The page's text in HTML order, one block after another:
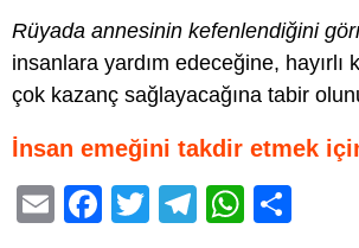
Rüyada annesinin kefenlendiğini
insanlara yardım edeceğine, hayırlı
çok kazanç sağlayacağına tabir
İnsan emeğini takdir etmek
E
F
T
T
W